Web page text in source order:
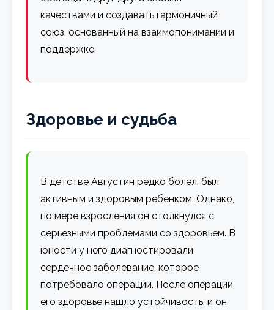
качествами и создавать гармоничный
союз, основанный на взаимопонимании и
поддержке.
Здоровье и судьба
В детстве Августин редко болел, был
активным и здоровым ребенком. Однако,
по мере взросления он столкнулся с
серьезными проблемами со здоровьем. В
юности у него диагностировали
сердечное заболевание, которое
потребовало операции. После операции
его здоровье нашло устойчивость, и он